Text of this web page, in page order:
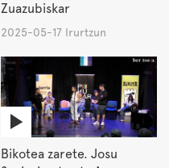
Zuazubiskar
2025-05-17 Irurtzun
Bikotea zarete. Josu